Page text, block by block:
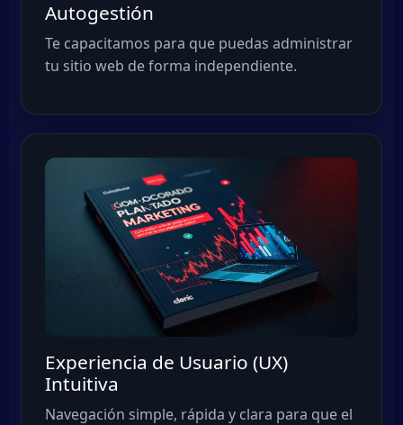
Autogestión
Te capacitamos para que puedas administrar
tu sitio web de forma independiente.
Experiencia de Usuario (UX)
Intuitiva
Navegación simple, rápida y clara para que el